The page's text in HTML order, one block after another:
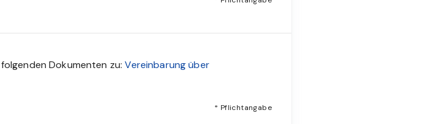
Dokumenten zu:Vereinbarung über
* Pflichtangabe